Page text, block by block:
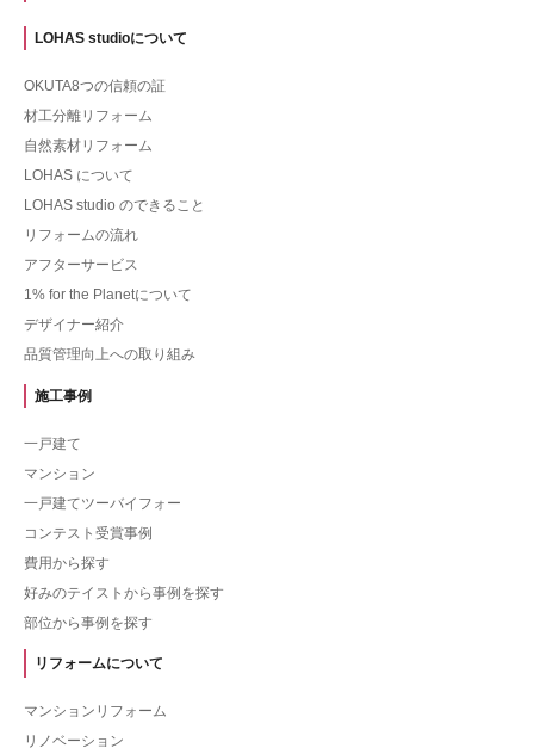
LOHAS studioについて
OKUTA8つの信頼の証
材工分離リフォーム
自然素材リフォーム
LOHAS について
LOHAS studio のできること
リフォームの流れ
アフターサービス
1% for the Planetについて
デザイナー紹介
品質管理向上への取り組み
施工事例
一戸建て
マンション
一戸建てツーバイフォー
コンテスト受賞事例
費用から探す
好みのテイストから事例を探す
部位から事例を探す
リフォームについて
マンションリフォーム
リノベーション